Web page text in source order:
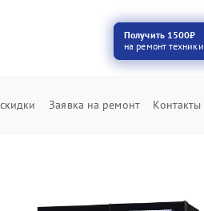
Получить 1500₽
на ремонт техники
Заявка на ремонт Контакты